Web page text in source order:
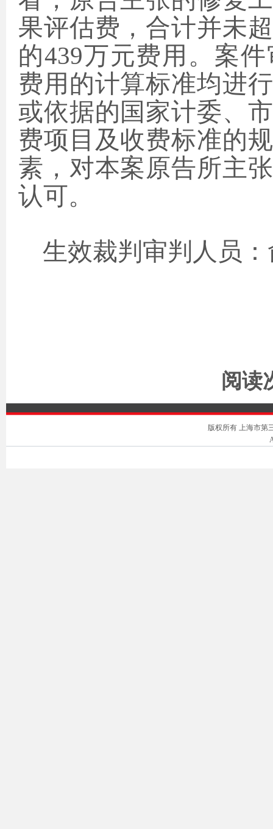
果评估费，合计并未
的439万元费用。案
费用的计算标准均进
或依据的国家计委、
费项目及收费标准的
素，对本案原告所主
认可。
生效裁判审判人员：
阅读
版权所有 上海市第